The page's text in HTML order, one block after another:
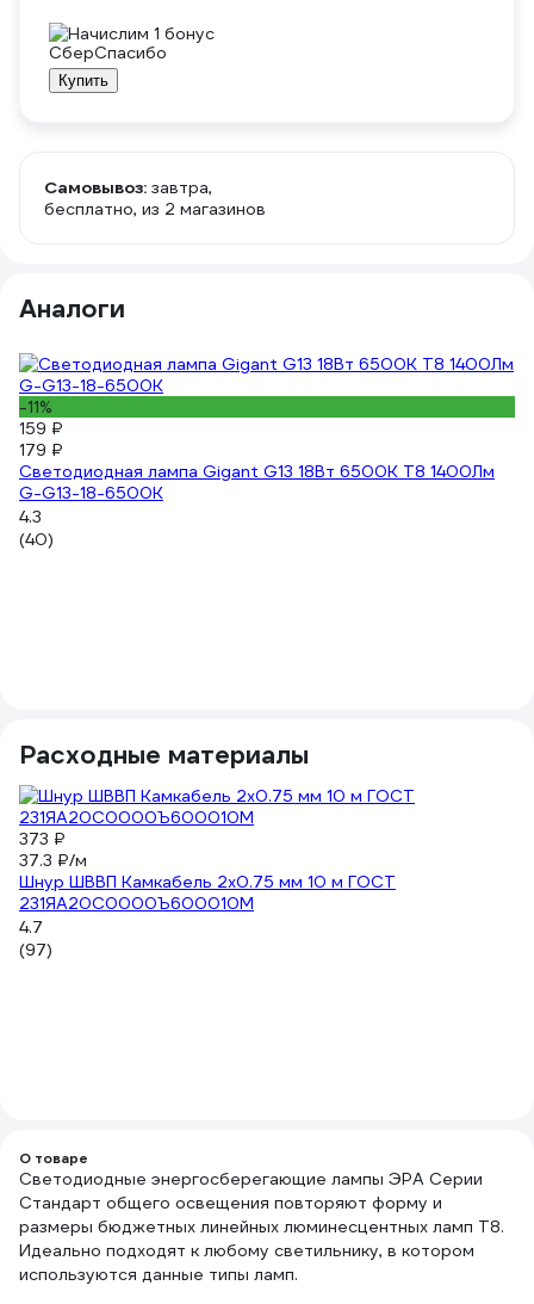
Начислим 1 бонус
Купить
Самовывоз: завтра,
бесплатно, из 2 магазинов
Аналоги
-11%
159 ₽
179 ₽
Светодиодная лампа Gigant G13 18Вт 6500К T8 1400Лм
G-G13-18-6500K
4.3
(40)
Расходные материалы
373 ₽
37.3 ₽/м
Шнур ШВВП Камкабель 2x0.75 мм 10 м ГОСТ
231ЯA20C0000Ъ600010М
4.7
(97)
О товаре
Светодиодные энергосберегающие лампы ЭРА Серии
Стандарт общего освещения повторяют форму и
размеры бюджетных линейных люминесцентных ламп Т8.
Идеально подходят к любому светильнику, в котором
используются данные типы ламп.